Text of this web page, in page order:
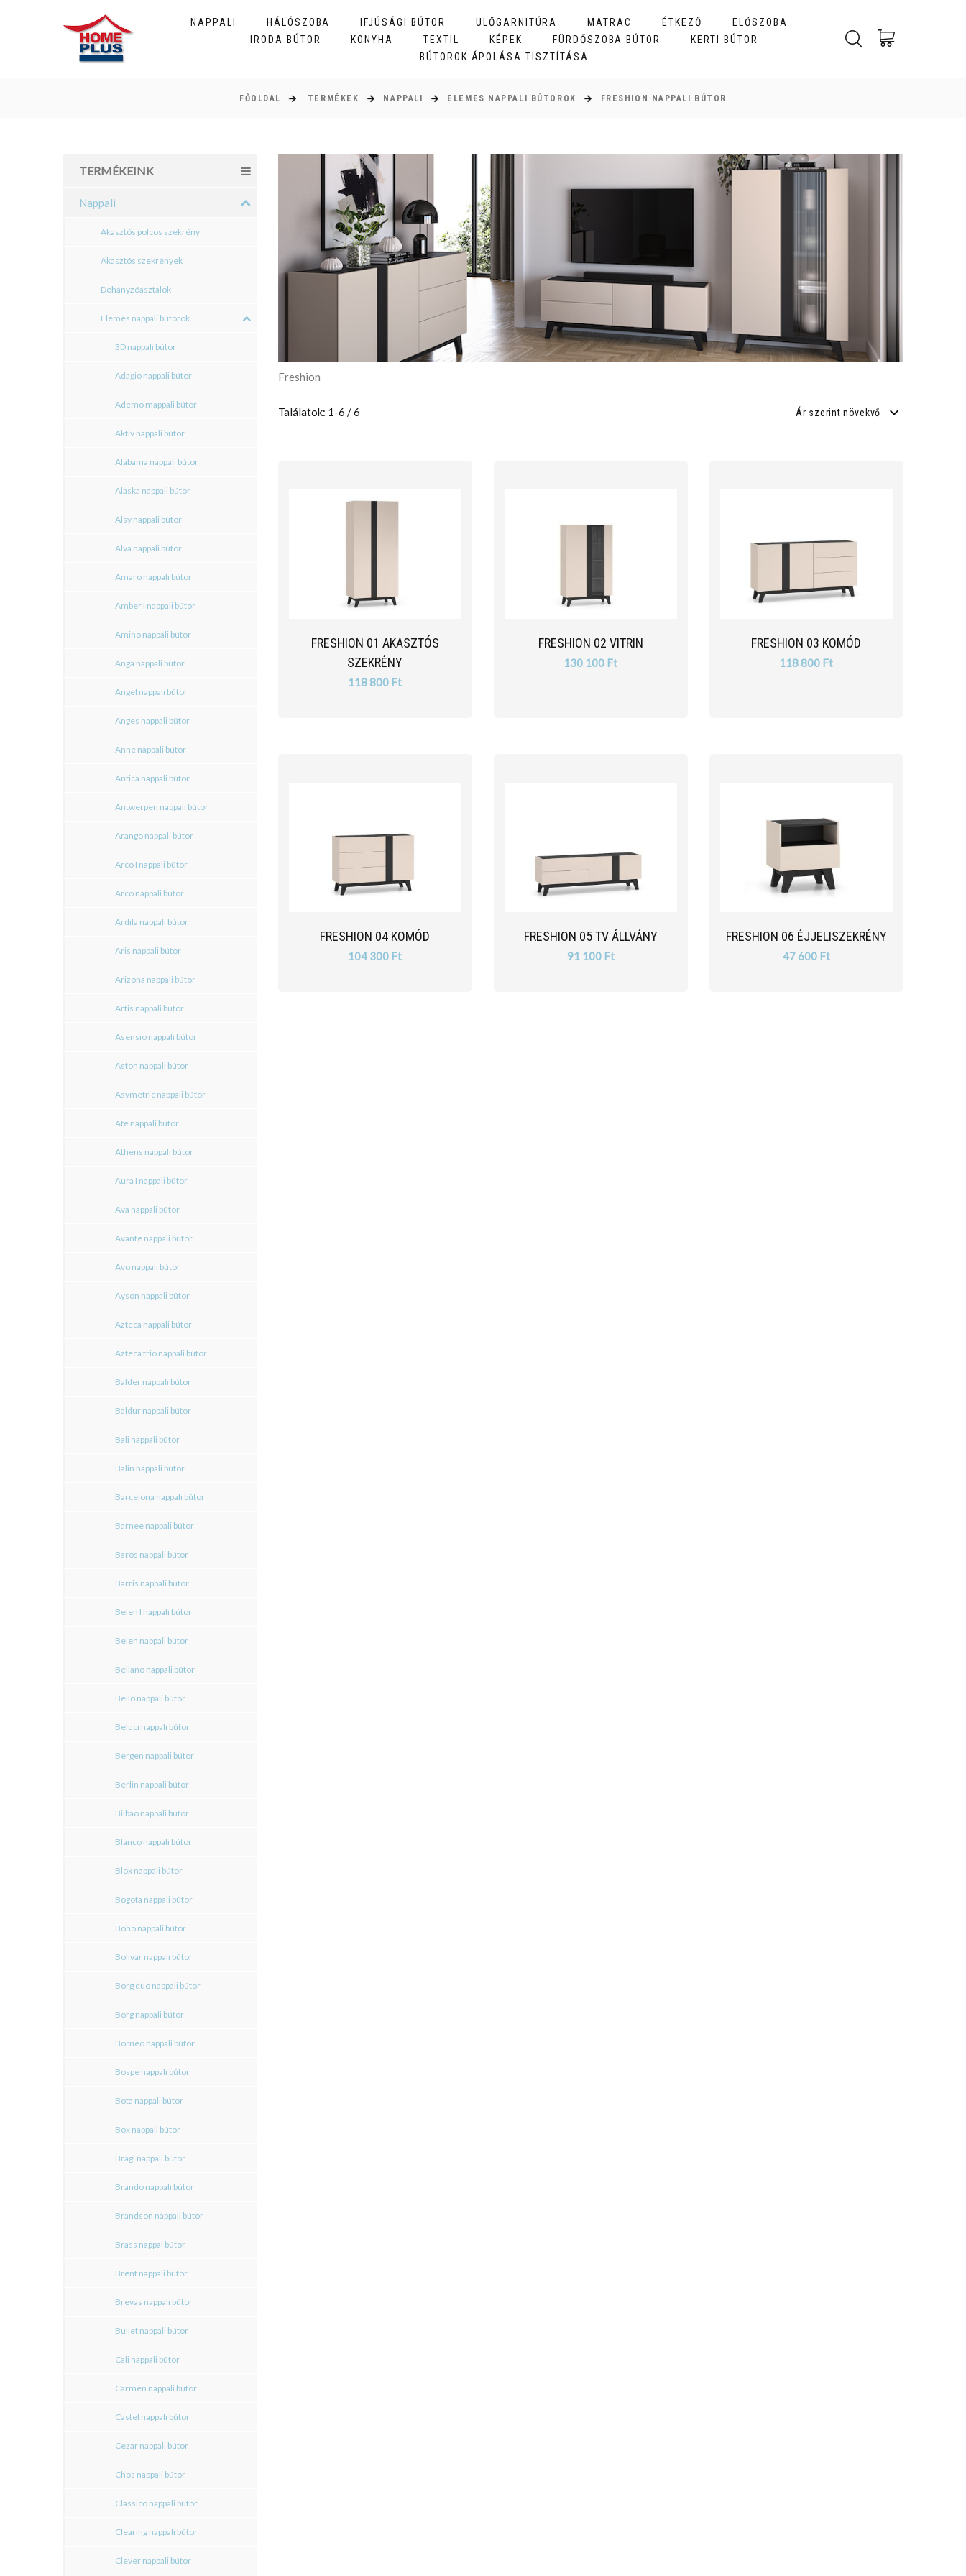
NAPPALI HÁLÓSZOBA IFJÚSÁGI BÚTOR ÜLŐGARNITÚRA MATRAC ÉTKEZŐ
ELŐSZOBA
IRODA BÚTOR
KONYHA TEXTIL KÉPEK FÜRDŐSZOBA BÚTOR
KERTI BÚTOR
BÚTOROK ÁPOLÁSA TISZTÍTÁSA
FŐOLDAL TERMÉKEK NAPPALI ELEMES NAPPALI BÚTOROK FRESHION NAPPALI BÚTOR
TERMÉKEINK
Nappali
Akasztós polcos szekrény
Akasztós szekrények
Dohányzóasztalok
Elemes nappali bútorok
3D nappali bútor
Adagio nappali bútor
Ademo mappali bútor
Aktiv nappali bútor
Alabama nappali bútor
Alaska nappali bútor
Alsy nappali bútor
Alva nappali bútor
Amaro nappali bútor
Amber I nappali bútor
Amino nappali bútor
Anga nappali bútor
Angel nappali bútor
Anges nappali bútor
Anne nappali bútor
Antica nappali bútor
Antwerpen nappali bútor
Arango nappali bútor
Arco I nappali bútor
Arco nappali bútor
Ardila nappali bútor
Aris nappali bútor
Arizona nappali bútor
Artis nappali bútor
Asensio nappali bútor
Aston nappali bútor
Asymetric nappali bútor
Ate nappali bútor
Athens nappali bútor
Aura I nappali bútor
Ava nappali bútor
Avante nappali bútor
Avo nappali bútor
Ayson nappali bútor
Azteca nappali bútor
Azteca trio nappali bútor
Balder nappali bútor
Baldur nappali bútor
Bali nappali bútor
Balin nappali bútor
Barcelona nappali bútor
Barnee nappali bútor
Baros nappali bútor
Barris nappali bútor
Belen I nappali bútor
Belen nappali bútor
Bellano nappali bútor
Bello nappali bútor
Beluci nappali bútor
Bergen nappali bútor
Berlin nappali bútor
Bilbao nappali bútor
Blanco nappali bútor
Blox nappali bútor
Bogota nappali bútor
Boho nappali bútor
Bolivar nappali bútor
Borg duo nappali bútor
Borg nappali bútor
Borneo nappali bútor
Bospe nappali bútor
Bota nappali bútor
Box nappali bútor
Bragi nappali bútor
Brando nappali bútor
Brandson nappali bútor
Brass nappal bútor
Brent nappali bútor
Brevas nappali bútor
Bullet nappali bútor
Cali nappali bútor
Carmen nappali bútor
Castel nappali bútor
Cezar nappali bútor
Chos nappali bútor
Classico nappali bútor
Clearing nappali bútor
Clever nappali bútor
Freshion
Találatok: 1-6 / 6 Ár szerint növekvő
FRESHION 01 AKASZTÓS
SZEKRÉNY
118 800 Ft
FRESHION 02 VITRIN
130 100 Ft
FRESHION 03 KOMÓD
118 800 Ft
FRESHION 04 KOMÓD
104 300 Ft
FRESHION 05 TV ÁLLVÁNY
91 100 Ft
FRESHION 06 ÉJJELISZEKRÉNY
47 600 Ft